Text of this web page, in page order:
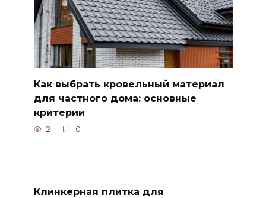
Как выбрать кровельный материал
для частного дома: основные
критерии
2 0
Клинкерная плитка для